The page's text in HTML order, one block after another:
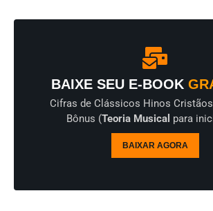
BAIXE SEU E-BOOK
Cifras de Clássicos Hinos
Bônus (Teoria Musical para
BAIXAR AGORA